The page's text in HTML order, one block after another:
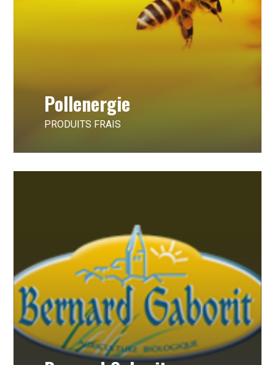
Pollenergie
PRODUITS FRAIS